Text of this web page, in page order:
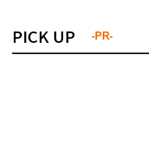
PICK UP -PR-